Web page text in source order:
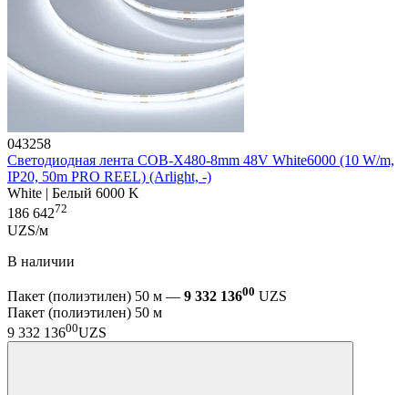
043258
Светодиодная лента COB-X480-8mm 48V White6000 (10 W/m,
IP20, 50m PRO REEL) (Arlight, -)
White | Белый 6000 K
186 64272
UZS/м
В наличии
Пакет (полиэтилен) 50 м — 9 332 13600 UZS
Пакет (полиэтилен) 50 м
9 332 13600UZS